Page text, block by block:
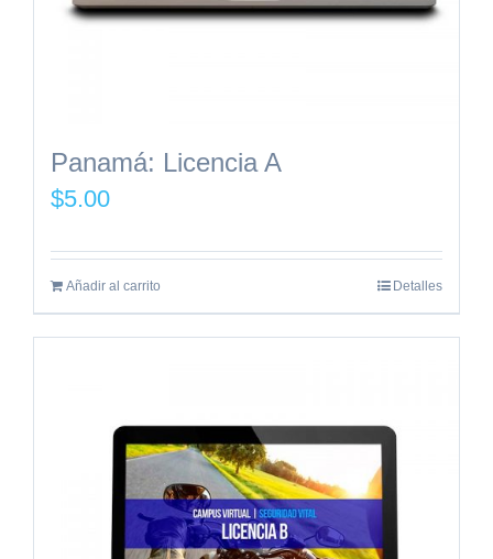
Panamá: Licencia A
$5.00
Añadir al carrito Detalles